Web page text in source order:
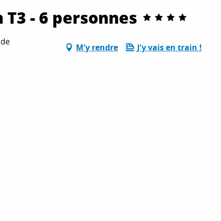
- 6 personnes
M'y rendre J'y vais en train !